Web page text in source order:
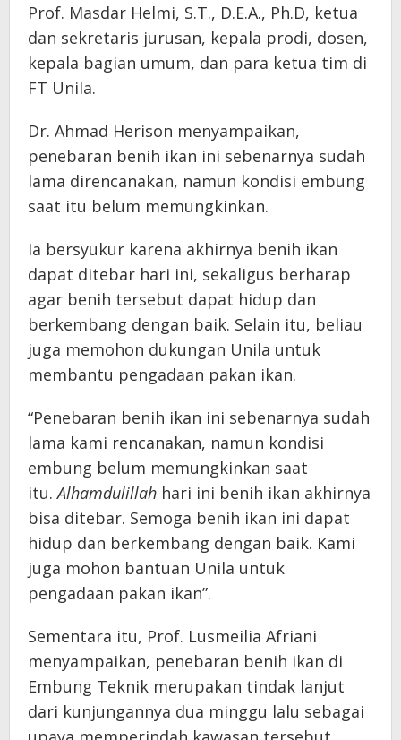
Prof. Masdar Helmi, S.T., D.E.A., Ph.D, ketua
dan sekretaris jurusan, kepala prodi, dosen,
kepala bagian umum, dan para ketua tim di
FT Unila.
Dr. Ahmad Herison menyampaikan,
penebaran benih ikan ini sebenarnya sudah
lama direncanakan, namun kondisi embung
saat itu belum memungkinkan.
Ia bersyukur karena akhirnya benih ikan
dapat ditebar hari ini, sekaligus berharap
agar benih tersebut dapat hidup dan
berkembang dengan baik. Selain itu, beliau
juga memohon dukungan Unila untuk
membantu pengadaan pakan ikan.
“Penebaran benih ikan ini sebenarnya sudah
lama kami rencanakan, namun kondisi
embung belum memungkinkan saat
itu.Alhamdulillah hari ini benih ikan akhirnya
bisa ditebar. Semoga benih ikan ini dapat
hidup dan berkembang dengan baik. Kami
juga mohon bantuan Unila untuk
pengadaan pakan ikan”.
Sementara itu, Prof. Lusmeilia Afriani
menyampaikan, penebaran benih ikan di
Embung Teknik merupakan tindak lanjut
dari kunjungannya dua minggu lalu sebagai